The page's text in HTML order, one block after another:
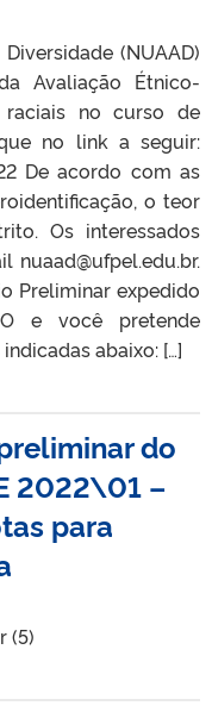
(NUAAD)
Avaliação Étnico-
no curso de
no link a seguir:
De acordo com as
o teor
Os interessados
Preliminar expedido
e você pretende
abaixo: […]
do
2022\01 –
para
(5)